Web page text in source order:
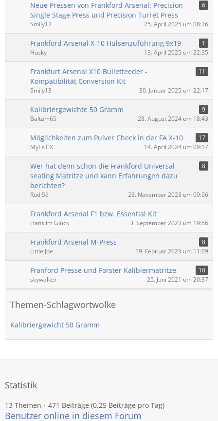
Neue Pressen von Frankford Arsenal: Precision
Single Stage Press und Precision Turret Press
6
Smily13 25. April 2025 um 08:26
Frankford Arsenal X-10 Hülsenzuführung 9x19
1
Husky
13. April 2025 um 22:35
Frankfurt Arsenal X10 Bulletfeeder -
Kompatibilität Conversion Kit
11
Smily13 30. Januar 2025 um 22:17
Kalibriergewichte 50 Gramm
9
Baltam65
28. August 2024 um 18:43
Möglichkeiten zum Pulver Check in der FA X-10
17
MyEsTiX
14. April 2024 um 09:17
Wer hat denn schon die Frankford Universal
seating Matritze und kann Erfahrungen dazu
berichten?
8
Rudi56 23. November 2023 um 09:56
Frankford Arsenal F1 bzw. Essential Kit
Hans im Glück 3. September 2023 um 19:56
Frankford Arsenal M-Press
8
Little Joe
19. Februar 2023 um 11:09
Franford Presse und Forster Kalibiermatritze
10
skywalker
25. Juni 2021 um 20:37
Themen-Schlagwortwolke
Kalibriergewicht 50 Gramm
Statistik
13 Themen 471 Beiträge (0,25 Beiträge pro Tag)
Benutzer online in diesem Forum